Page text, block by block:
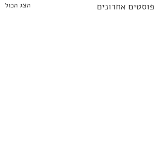
פוסטים אחרונים הצג הכול